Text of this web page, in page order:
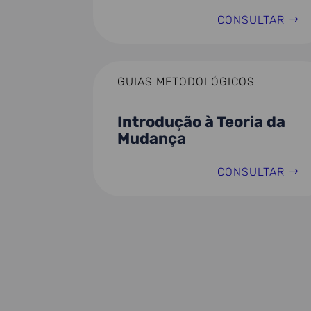
CONSULTAR
GUIAS METODOLÓGICOS
Introdução à Teoria da
Mudança
CONSULTAR